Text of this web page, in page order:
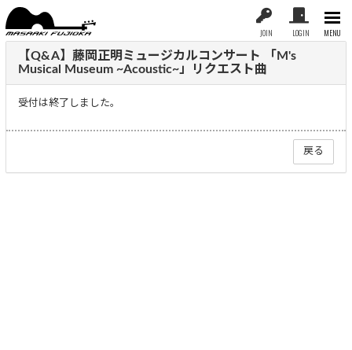
JOIN LOGIN MENU
【Q&A】藤岡正明ミュージカルコンサート 「M's
Musical Museum ~Acoustic~」リクエスト曲
受付は終了しました。
戻る